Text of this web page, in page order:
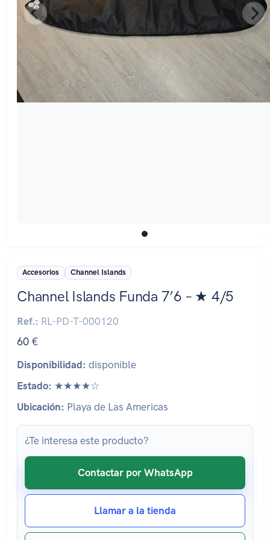
Accesorios Channel Islands
Channel Islands Funda 7’6 – ★ 4/5
Ref.: RL-PD-T-000120
60 €
Disponibilidad: disponible
Estado: ★★★★☆
Ubicación: Playa de Las Americas
¿Te interesa este producto?
Contactar por WhatsApp
Llamar a la tienda